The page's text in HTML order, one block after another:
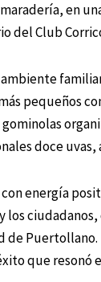
en
del Club
pequeños
doce
energía
que